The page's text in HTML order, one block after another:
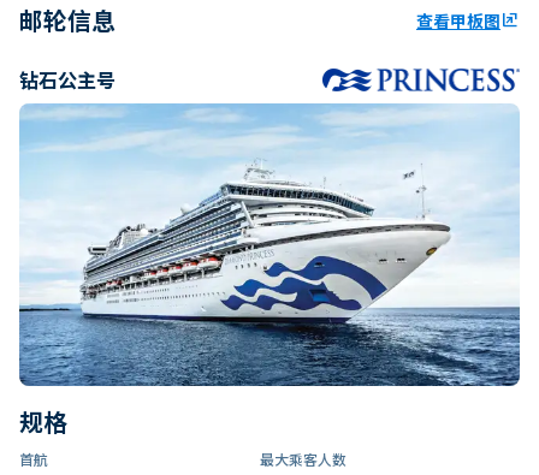
邮轮信息 查看甲板图ungroup
钻石公主号
规格
首航 最大乘客人数